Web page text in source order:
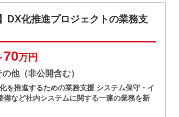
DX化推進プロジェクトの業務支
70万円
他（非公開含む）
を推進するための業務支援 システム保守・イ
備など社内システムに関する一連の業務を新